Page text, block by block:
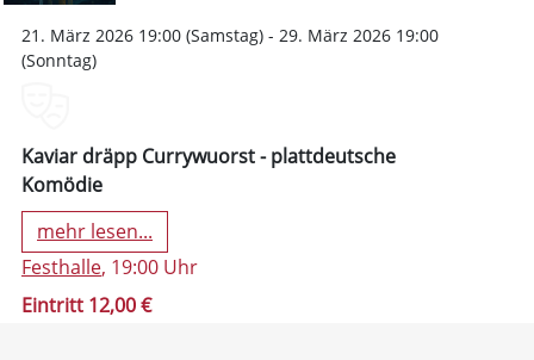
21. März 2026 19:00 (Samstag) - 29. März 2026 19:00
(Sonntag)
Kaviar dräpp Currywuorst - plattdeutsche
Komödie
mehr lesen...
Festhalle, 19:00 Uhr
Eintritt 12,00 €